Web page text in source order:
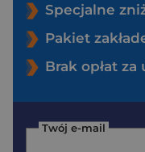
Specjalne
Pakiet
Brak opłat
Twój e-mail